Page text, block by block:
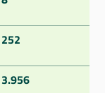
252
3.956